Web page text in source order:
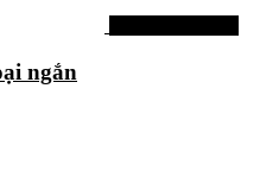
ngắn